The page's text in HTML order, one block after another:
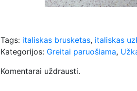
Tags: italiskas brusketas, italiskas
Kategorijos: Greitai paruošiama,
Komentarai uždrausti.